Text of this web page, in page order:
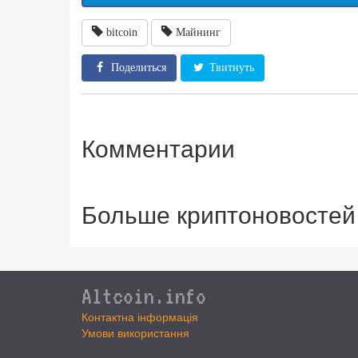
bitcoin Майнинг
Поделиться Твитнуть
Комментарии
Больше криптоновостей
Altcoin.info
Контактна інформація
Умови використання